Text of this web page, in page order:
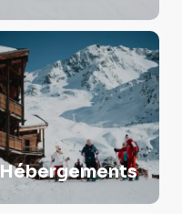
Hébergements